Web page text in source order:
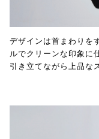
デザインは首まわりを
ルでクリーンな印象に
引き立てながら上品な